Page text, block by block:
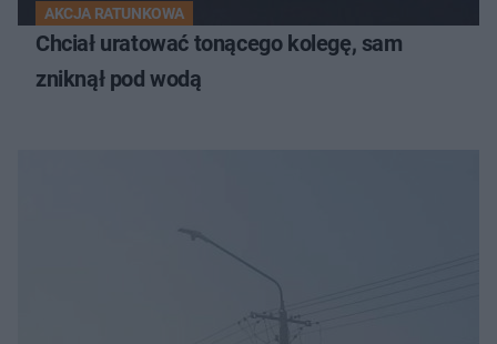
AKCJA RATUNKOWA
Chciał uratować tonącego kolegę, sam
zniknął pod wodą